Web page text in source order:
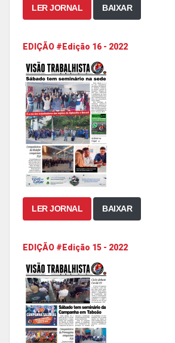
LER JORNAL BAIXAR
EDIÇÃO #Edição 16 - 2022
LER JORNAL BAIXAR
EDIÇÃO #Edição 15 - 2022